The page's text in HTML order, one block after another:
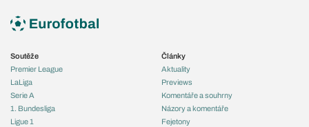
Soutěže
Premier League
LaLiga
Serie A
1. Bundesliga
Ligue 1
Články
Aktuality
Previews
Komentáře a souhrny
Názory a komentáře
Fejetony